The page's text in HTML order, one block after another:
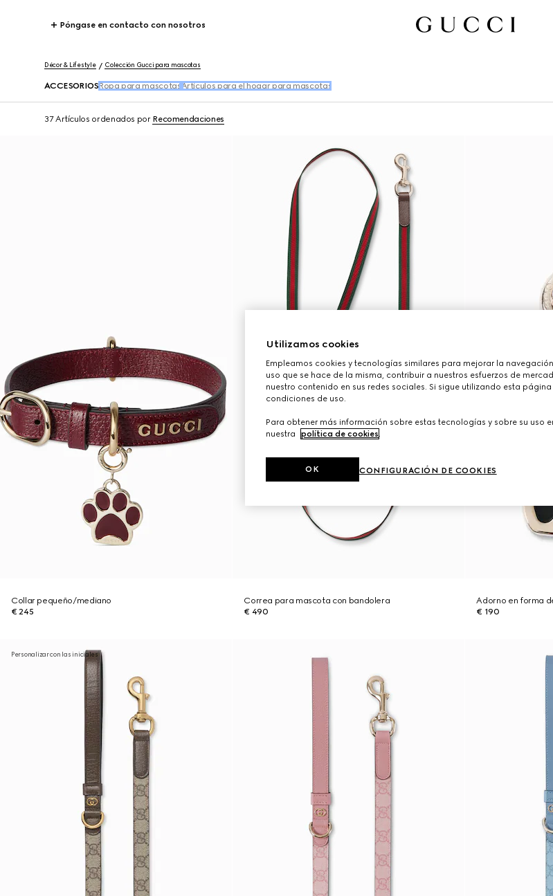
Póngase en contacto con nosotros
Décor & Lifestyle Colección Gucci para mascotas
ACCESORIOS Ropa para mascotas Artículos para el hogar para mascotas
37 Artículos ordenados por Recomendaciones
Collar pequeño/mediano
€ 245
Correa para mascota con bandolera
€ 490
Adorno en forma
€ 190
Personalizar con las iniciales
Utilizamos cookies
Empleamos cookies y tecnologías similares para mejorar la
uso que se hace de la misma, contribuir a nuestros esfuerzos de
nuestro contenido en sus redes sociales. Si sigue utilizando esta
condiciones de uso.
Para obtener más información sobre estas tecnologías y sobre su uso
nuestra
política de cookies.
CONFIGURACIÓN DE COOKIES
OK